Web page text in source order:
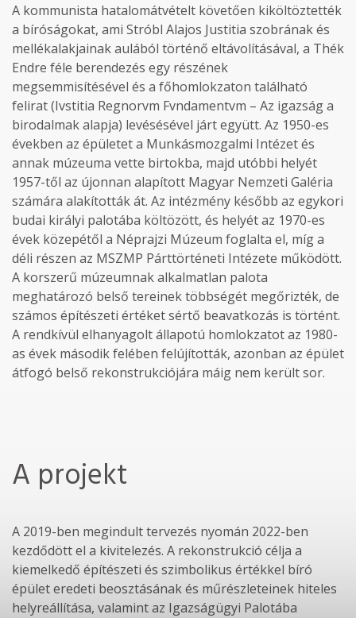
A kommunista hatalomátvételt követően kiköltöztették
a bíróságokat, ami Stróbl Alajos Justitia szobrának és
mellékalakjainak aulából történő eltávolításával, a Thék
Endre féle berendezés egy részének
megsemmisítésével és a főhomlokzaton található
felirat (Ivstitia Regnorvm Fvndamentvm – Az igazság a
birodalmak alapja) levésésével járt együtt. Az 1950-es
években az épületet a Munkásmozgalmi Intézet és
annak múzeuma vette birtokba, majd utóbbi helyét
1957-től az újonnan alapított Magyar Nemzeti Galéria
számára alakították át. Az intézmény később az egykori
budai királyi palotába költözött, és helyét az 1970-es
évek közepétől a Néprajzi Múzeum foglalta el, míg a
déli részen az MSZMP Párttörténeti Intézete működött.
A korszerű múzeumnak alkalmatlan palota
meghatározó belső tereinek többségét megőrizték, de
számos építészeti értéket sértő beavatkozás is történt.
A rendkívül elhanyagolt állapotú homlokzatot az 1980-
as évek második felében felújították, azonban az épület
átfogó belső rekonstrukciójára máig nem került sor.
A projekt
A 2019-ben megindult tervezés nyomán 2022-ben
kezdődött el a kivitelezés. A rekonstrukció célja a
kiemelkedő építészeti és szimbolikus értékkel bíró
épület eredeti beosztásának és műrészleteinek hiteles
helyreállítása, valamint az Igazságügyi Palotába